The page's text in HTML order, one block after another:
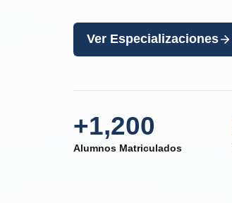
Ver Especializaciones
+1,200
Alumnos Matriculados